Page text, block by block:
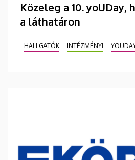
Közeleg a 10. yoUDay,
a láthatáron
HALLGATÓK INTÉZMÉNYI